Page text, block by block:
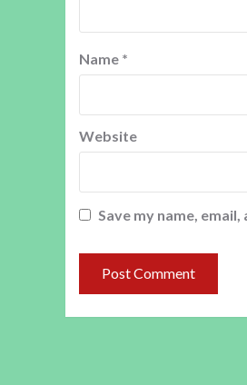
Name *
Website
Save my name,